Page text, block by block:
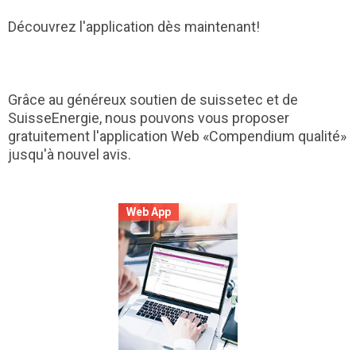
Découvrez l'application dès maintenant!
Grâce au généreux soutien de suissetec et de
SuisseEnergie, nous pouvons vous proposer
gratuitement l'application Web «Compendium qualité»
jusqu'à nouvel avis.
Web App